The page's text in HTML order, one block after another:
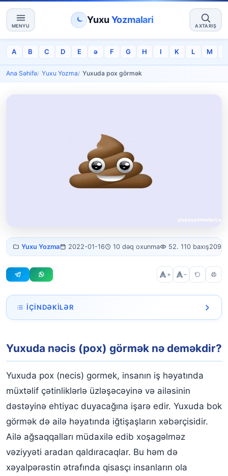
MENYU
Yuxu Yozmalari
AXTARIŞ
A B C D E ə F G H I K L M
Ana Səhifə Yuxu Yozma Yuxuda pox görmək
Yuxuda pox
görmək
Yuxu Yozma 2022-01-16 10 dəq oxunma 52. 110 baxış2094
+ –
İÇINDƏKILƏR
Yuxuda nəcis (pox) yemək
Yuxuda nəcis (pox) qusmaq
Yuxuda nəcisə (poxa) batmaq
Yuxuda başqasının nəcisini (poxunu) yediyini görmək
Yuxuda nəcis (pox) üzərində oturmaq
Yuxuda nəcis (pox) görmək nə deməkdir?
Yuxuda pox (necis) gormek, insanın iş həyatında
müxtəlif çətinliklərlə üzləşəcəyinə və ailəsinin
dəstəyinə ehtiyac duyacağına işarə edir. Yuxuda bok
görmək də ailə həyatında iğtişaşların xəbərçisidir.
Ailə ağsaqqalları müdaxilə edib xoşagəlməz
vəziyyəti aradan qaldıracaqlar. Bu həm də
xəyalpərəstin ətrafında qisasçı insanların ola